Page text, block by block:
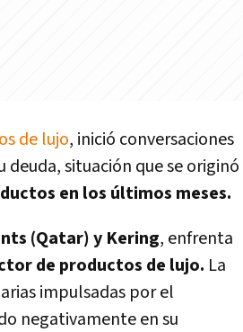
de lujo, inició conversaciones
situación que se originó
en los últimos meses.
(Qatar) y Kering, enfrenta
de productos de lujo. La
impulsadas por el
negativamente en su